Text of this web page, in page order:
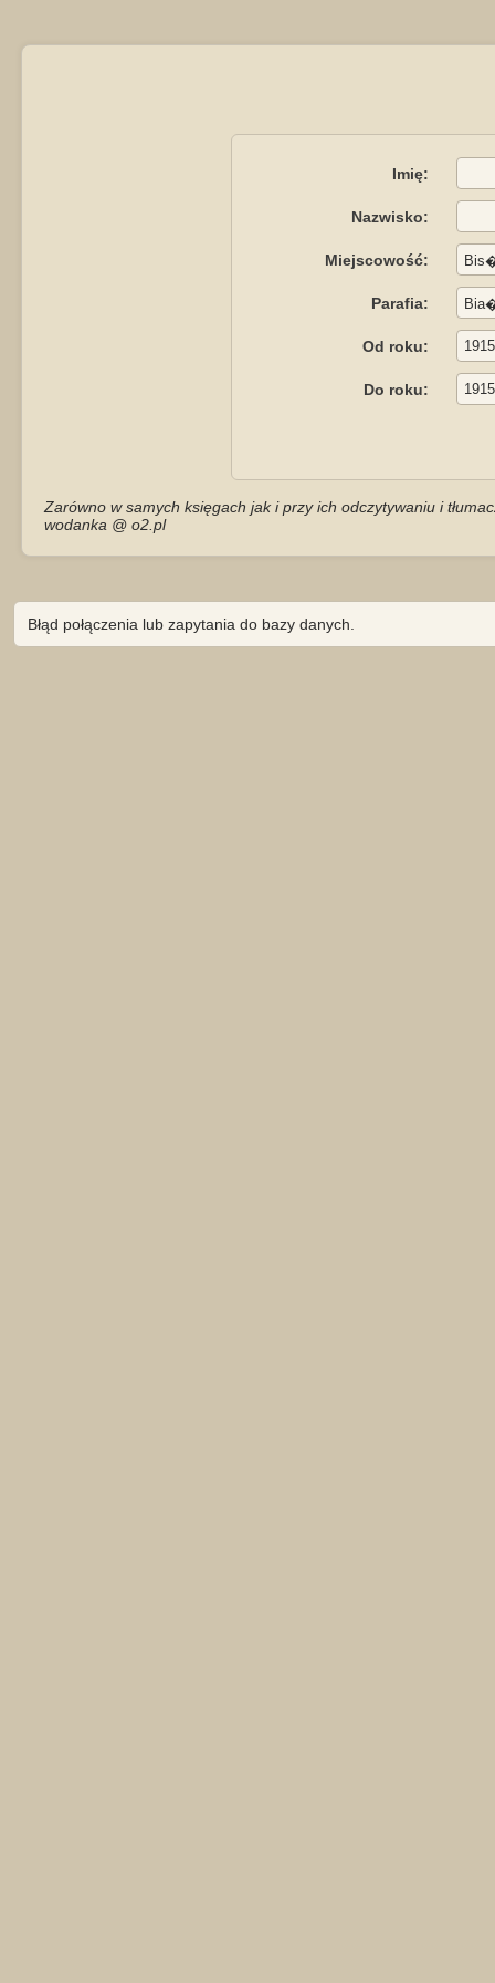
Imię:
Nazwisko:
Miejscowość:
Parafia:
Od roku:
Do roku:
Zarówno w samych księgach jak i przy ich odczytywaniu i
wodanka @ o2.pl
Błąd połączenia lub zapytania do bazy danych.